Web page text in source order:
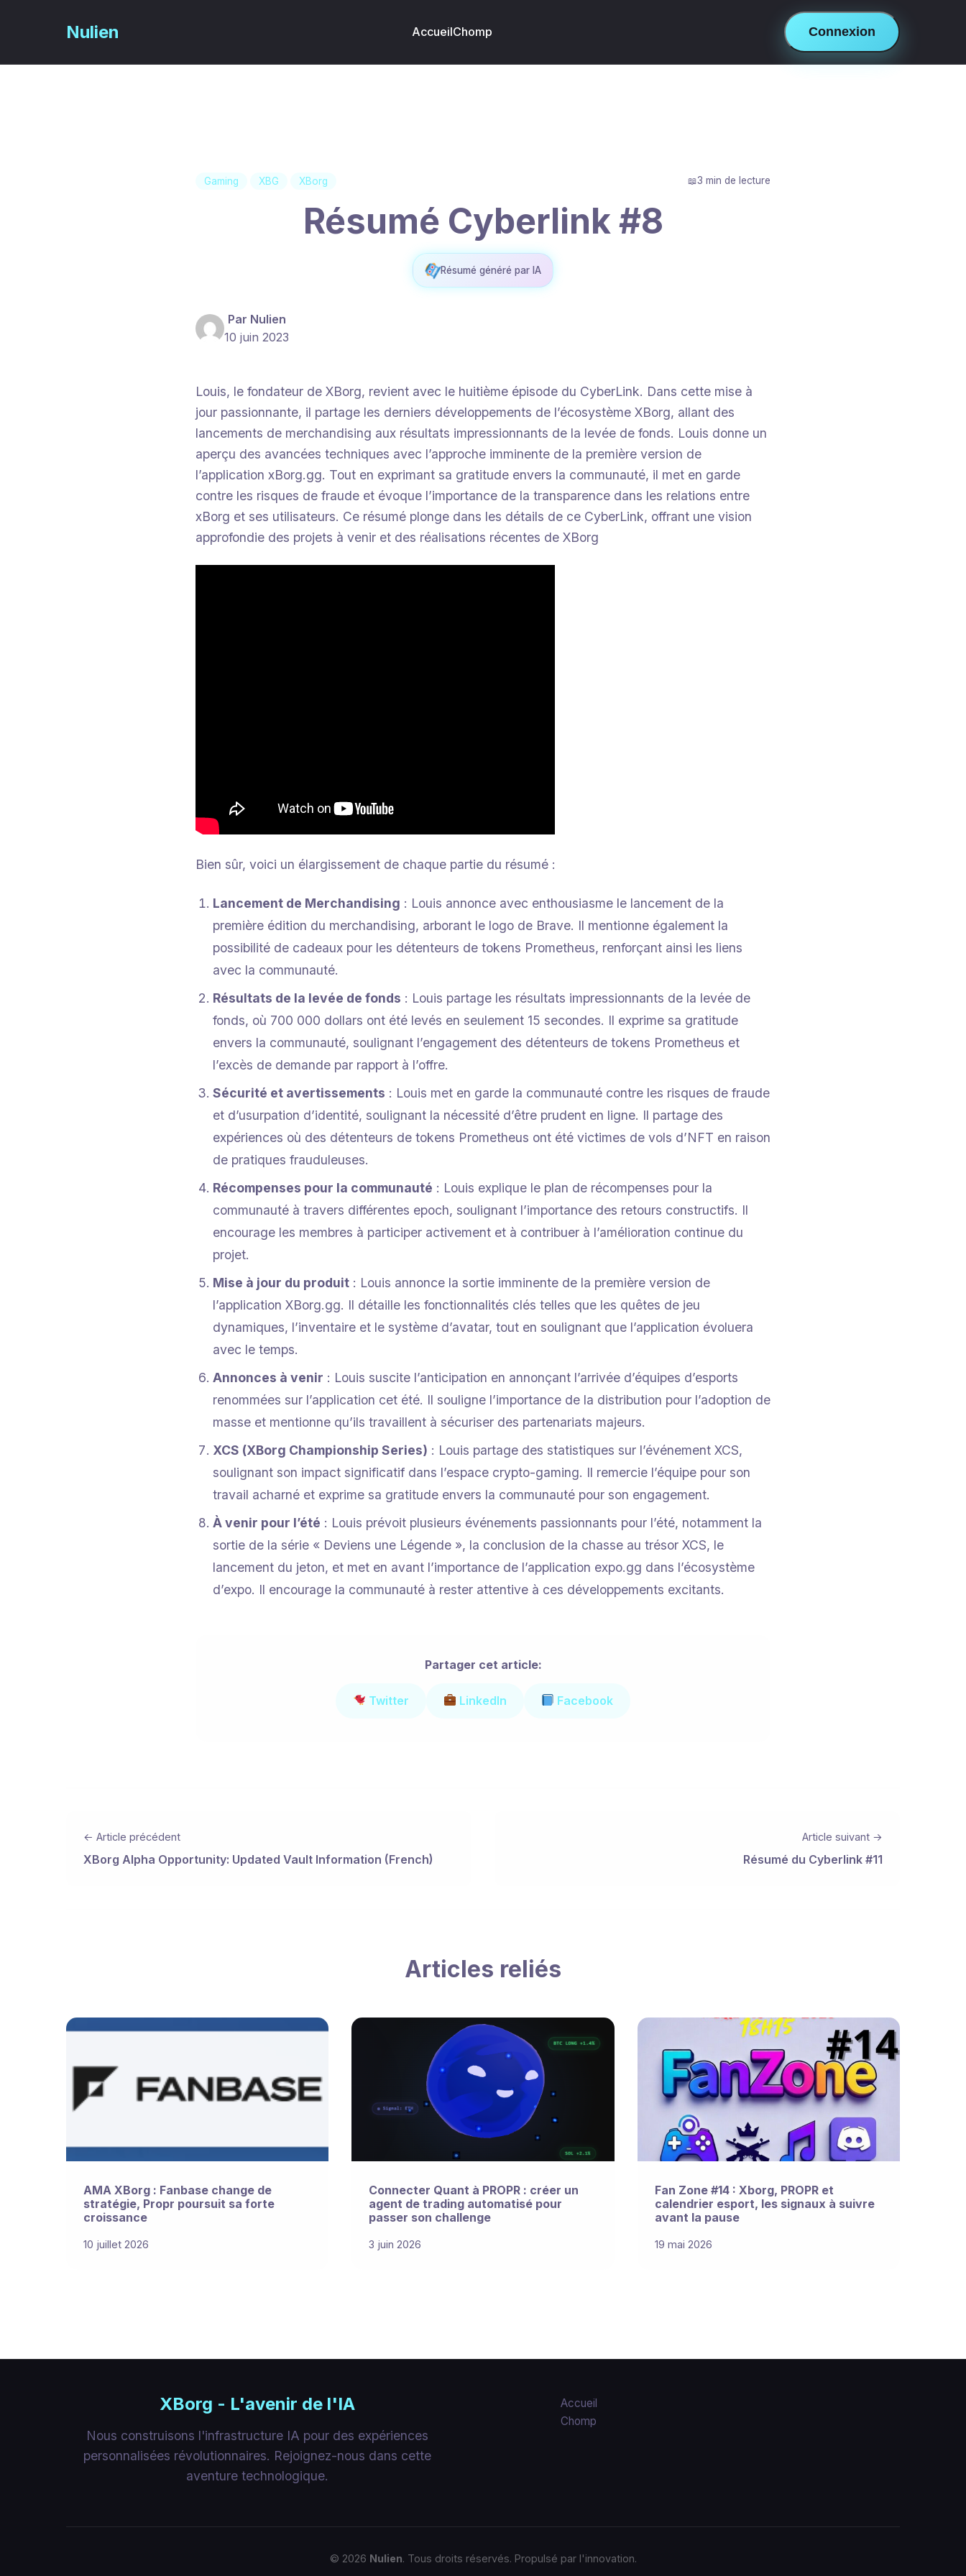
Nulien AccueilChomp Connexion
Gaming XBG XBorg 3 min de lecture
Résumé Cyberlink #8
Résumé généré par IA
Par Nulien
10 juin 2023
Louis, le fondateur de XBorg, revient avec le huitième épisode du CyberLink. Dans cette mise à
jour passionnante, il partage les derniers développements de l’écosystème XBorg, allant des
lancements de merchandising aux résultats impressionnants de la levée de fonds. Louis donne un
aperçu des avancées techniques avec l’approche imminente de la première version de
l’application xBorg.gg. Tout en exprimant sa gratitude envers la communauté, il met en garde
contre les risques de fraude et évoque l’importance de la transparence dans les relations entre
xBorg et ses utilisateurs. Ce résumé plonge dans les détails de ce CyberLink, offrant une vision
approfondie des projets à venir et des réalisations récentes de XBorg
Bien sûr, voici un élargissement de chaque partie du résumé :
Lancement de Merchandising : Louis annonce avec enthousiasme le lancement de la
première édition du merchandising, arborant le logo de Brave. Il mentionne également la
possibilité de cadeaux pour les détenteurs de tokens Prometheus, renforçant ainsi les liens
avec la communauté.
Résultats de la levée de fonds : Louis partage les résultats impressionnants de la levée de
fonds, où 700 000 dollars ont été levés en seulement 15 secondes. Il exprime sa gratitude
envers la communauté, soulignant l’engagement des détenteurs de tokens Prometheus et
l’excès de demande par rapport à l’offre.
Sécurité et avertissements : Louis met en garde la communauté contre les risques de fraude
et d’usurpation d’identité, soulignant la nécessité d’être prudent en ligne. Il partage des
expériences où des détenteurs de tokens Prometheus ont été victimes de vols d’NFT en raison
de pratiques frauduleuses.
Récompenses pour la communauté : Louis explique le plan de récompenses pour la
communauté à travers différentes epoch, soulignant l’importance des retours constructifs. Il
encourage les membres à participer activement et à contribuer à l’amélioration continue du
projet.
Mise à jour du produit : Louis annonce la sortie imminente de la première version de
l’application XBorg.gg. Il détaille les fonctionnalités clés telles que les quêtes de jeu
dynamiques, l’inventaire et le système d’avatar, tout en soulignant que l’application évoluera
avec le temps.
Annonces à venir : Louis suscite l’anticipation en annonçant l’arrivée d’équipes d’esports
renommées sur l’application cet été. Il souligne l’importance de la distribution pour l’adoption de
masse et mentionne qu’ils travaillent à sécuriser des partenariats majeurs.
XCS (XBorg Championship Series) : Louis partage des statistiques sur l’événement XCS,
soulignant son impact significatif dans l’espace crypto-gaming. Il remercie l’équipe pour son
travail acharné et exprime sa gratitude envers la communauté pour son engagement.
À venir pour l’été : Louis prévoit plusieurs événements passionnants pour l’été, notamment la
sortie de la série « Deviens une Légende », la conclusion de la chasse au trésor XCS, le
lancement du jeton, et met en avant l’importance de l’application expo.gg dans l’écosystème
d’expo. Il encourage la communauté à rester attentive à ces développements excitants.
Partager cet article:
Twitter LinkedIn Facebook
← Article précédent
XBorg Alpha Opportunity: Updated Vault Information (French)
Article suivant →
Résumé du Cyberlink #11
Articles reliés
AMA XBorg : Fanbase change de
stratégie, Propr poursuit sa forte
croissance
10 juillet 2026
Connecter Quant à PROPR : créer un
agent de trading automatisé pour
passer son challenge
3 juin 2026
Fan Zone #14 : Xborg, PROPR et
calendrier esport, les signaux à suivre
avant la pause
19 mai 2026
XBorg - L'avenir de l'IA
Nous construisons l'infrastructure IA pour des expériences
personnalisées révolutionnaires. Rejoignez-nous dans cette
aventure technologique.
Accueil
Chomp
© 2026 Nulien. Tous droits réservés. Propulsé par l'innovation.